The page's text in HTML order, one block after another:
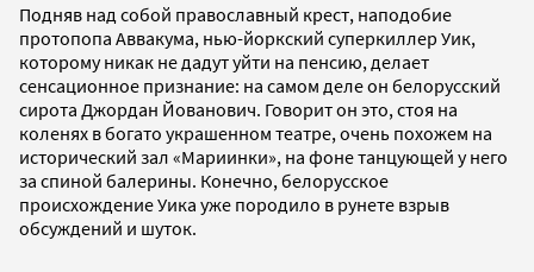
Подняв над собой православный крест, наподобие
протопопа Аввакума, нью-йоркский суперкиллер Уик,
которому никак не дадут уйти на пенсию, делает
сенсационное признание: на самом деле он белорусский
сирота Джордан Йованович. Говорит он это, стоя на
коленях в богато украшенном театре, очень похожем на
исторический зал «Мариинки», на фоне танцующей у него
за спиной балерины. Конечно, белорусское
происхождение Уика уже породило в рунете взрыв
обсуждений и шуток.